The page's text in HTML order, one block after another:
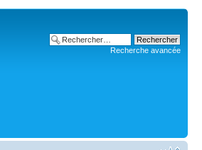
Recherche avancée